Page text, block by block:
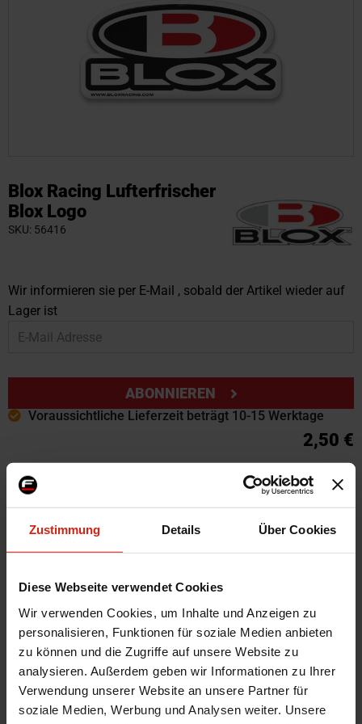
Zustimmung Details Über Cookies
Diese Webseite verwendet Cookies
Wir verwenden Cookies, um Inhalte und Anzeigen zu
personalisieren, Funktionen für soziale Medien anbieten
zu können und die Zugriffe auf unsere Website zu
analysieren. Außerdem geben wir Informationen zu Ihrer
Verwendung unserer Website an unsere Partner für
soziale Medien, Werbung und Analysen weiter. Unsere
Blox Racing Lufterfrischer
Blox Logo
SKU 56416
Wir informieren sie per E-Mail , sobald der Artikel wieder auf
Lager ist
ABONNIEREN
Voraussichtliche Lieferzeit beträgt 10-15 Werktage
2,50 €
Zur Wunschliste hinzufügen
Anfang
der
Bildgalerie
Weitere Informationen
Informationen
Herstellercode
BXAP-00075
Version
Blox Logo
Universal
Ja